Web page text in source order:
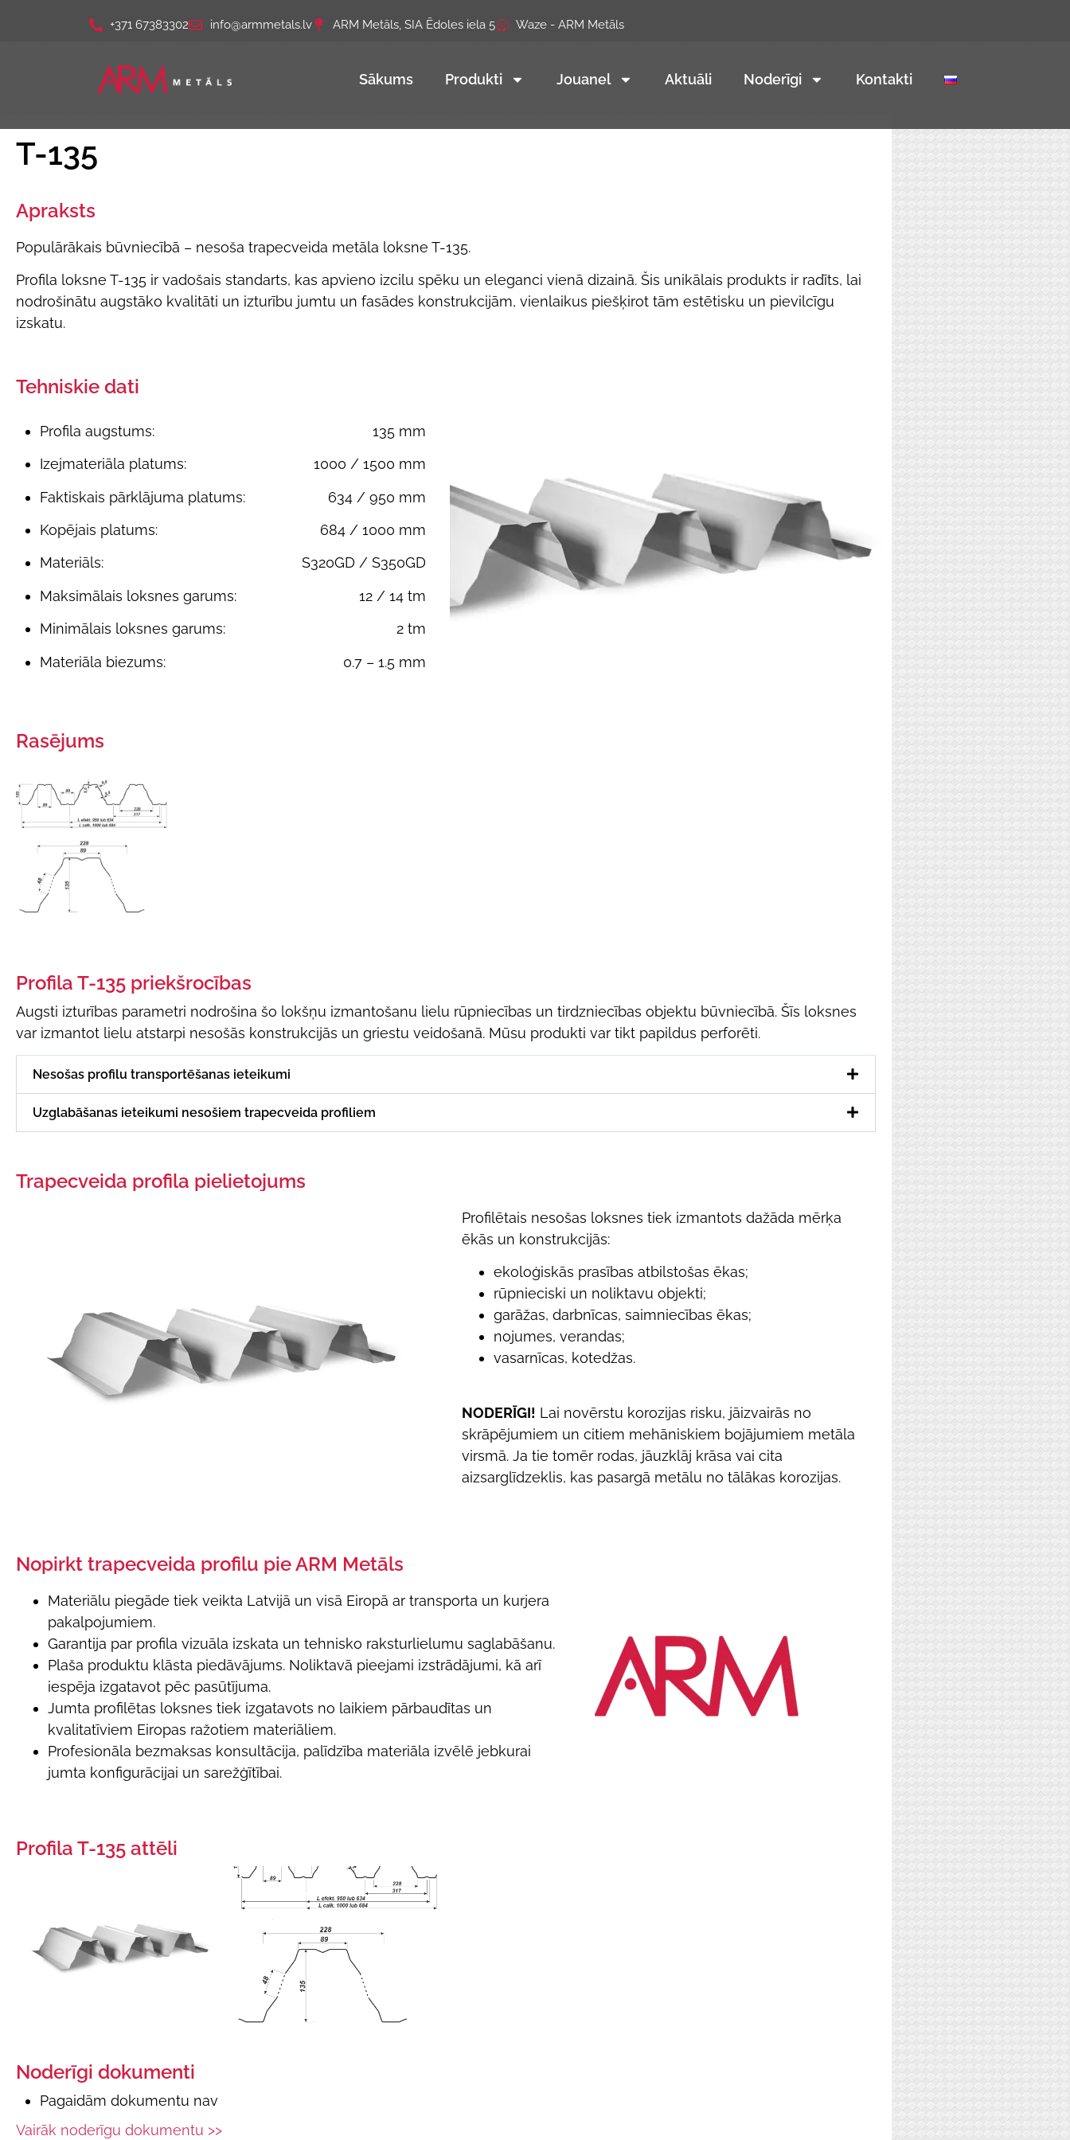
+371 67383302 info@armmetals.lv ARM Metāls, SIA Ēdoles iela 5 Waze - ARM Metāls
Sākums Produkti Jouanel Aktuāli Noderīgi Kontakti
T-135
Apraksts
Populārākais būvniecībā – nesoša trapecveida metāla loksne T-135.
Profila loksne T-135 ir vadošais standarts, kas apvieno izcilu spēku un eleganci vienā dizainā. Šis unikālais produkts ir radīts, lai
nodrošinātu augstāko kvalitāti un izturību jumtu un fasādes konstrukcijām, vienlaikus piešķirot tām estētisku un pievilcīgu
izskatu.
Tehniskie dati
Profila augstums: 135 mm
Izejmateriāla platums:
1000 / 1500 mm
Faktiskais pārklājuma platums:
634 / 950 mm
Kopējais platums:
684 / 1000 mm
Materiāls:
S320GD / S350GD
Maksimālais loksnes garums:
12 / 14 tm
Minimālais loksnes garums:
2 tm
Materiāla biezums:
0.7 – 1.5 mm
Rasējums
Profila T-135 priekšrocības
Augsti izturības parametri nodrošina šo lokšņu izmantošanu lielu rūpniecības un tirdzniecības objektu būvniecībā. Šīs loksnes
var izmantot lielu atstarpi nesošās konstrukcijās un griestu veidošanā. Mūsu produkti var tikt papildus perforēti.
Nesošas profilu transportēšanas ieteikumi
Uzglabāšanas ieteikumi nesošiem trapecveida profiliem
Trapecveida profila pielietojums
Profilētais nesošas loksnes tiek izmantots dažāda mērķa
ēkās un konstrukcijās:
ekoloģiskās prasības atbilstošas ēkas;
rūpnieciski un noliktavu objekti;
garāžas, darbnīcas, saimniecības ēkas;
nojumes, verandas;
vasarnīcas, kotedžas.
NODERĪGI! Lai novērstu korozijas risku, jāizvairās no
skrāpējumiem un citiem mehāniskiem bojājumiem metāla
virsmā. Ja tie tomēr rodas, jāuzklāj krāsa vai cita
aizsarglīdzeklis, kas pasargā metālu no tālākas korozijas.
Nopirkt trapecveida profilu pie ARM Metāls
Materiālu piegāde tiek veikta Latvijā un visā Eiropā ar transporta un kurjera
pakalpojumiem.
Garantija par profila vizuāla izskata un tehnisko raksturlielumu saglabāšanu.
Plaša produktu klāsta piedāvājums. Noliktavā pieejami izstrādājumi, kā arī
iespēja izgatavot pēc pasūtījuma.
Jumta profilētas loksnes tiek izgatavots no laikiem pārbaudītas un
kvalitatīviem Eiropas ražotiem materiāliem.
Profesionāla bezmaksas konsultācija, palīdzība materiāla izvēlē jebkurai
jumta konfigurācijai un sarežģītībai.
Profila T-135 attēli
Noderīgi dokumenti
Pagaidām dokumentu nav
Vairāk noderīgu dokumentu >>